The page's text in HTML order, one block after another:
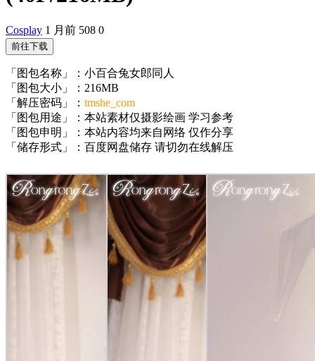
Cosplay 1 月前 508 0
前往下载
「图包名称」：小百合兔女郎同人
「图包大小」：216MB
「解压密码」： tmshe_com
「图包用途」：本站素材仅摄影绘画 学习参考
「图包申明」：本站内容均来自网络 仅作分享
「储存形式」：百度网盘储存 请切勿在线解压